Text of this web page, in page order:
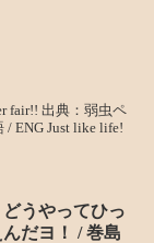
fair!! 出典：弱虫ペ
/ ENG Just like life!
どうやってひっ
だヨ！ / 巻島